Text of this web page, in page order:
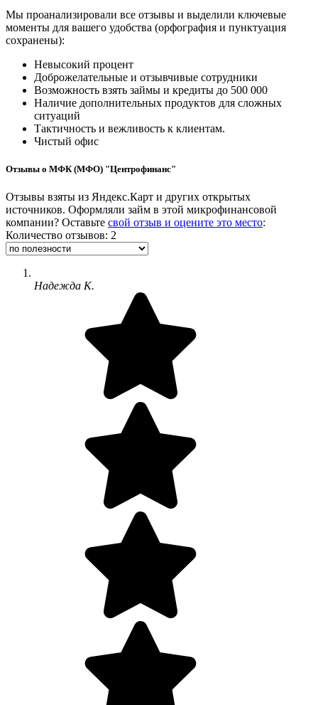
Мы проанализировали все отзывы и выделили ключевые
моменты для вашего удобства (орфография и пунктуация
сохранены):
Невысокий процент
Доброжелательные и отзывчивые сотрудники
Возможность взять займы и кредиты до 500 000
Наличие дополнительных продуктов для сложных
ситуаций
Тактичность и вежливость к клиентам.
Чистый офис
Отзывы о МФК (МФО) "Центрофинанс"
Отзывы взяты из Яндекс.Карт и других открытых
источников. Оформляли займ в этой микрофинансовой
компании? Оставьте свой отзыв и оцените это место:
Количество отзывов: 2
Надежда К.